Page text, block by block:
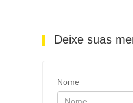
Deixe suas
Nome